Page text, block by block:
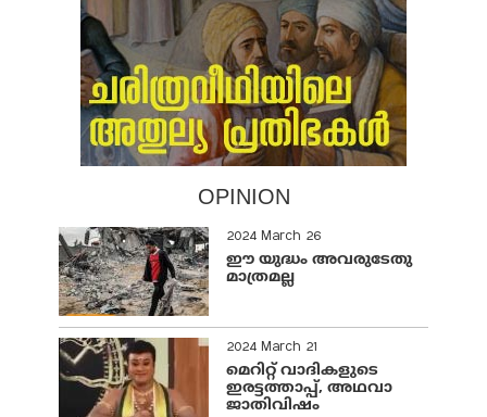
OPINION
2024 March 26
ഈ യുദ്ധം അവരുടേതു
മാത്രമല്ല
2024 March 21
മെറിറ്റ് വാദികളുടെ
ഇരട്ടത്താപ്പ്, അഥവാ
ജാതിവിഷം